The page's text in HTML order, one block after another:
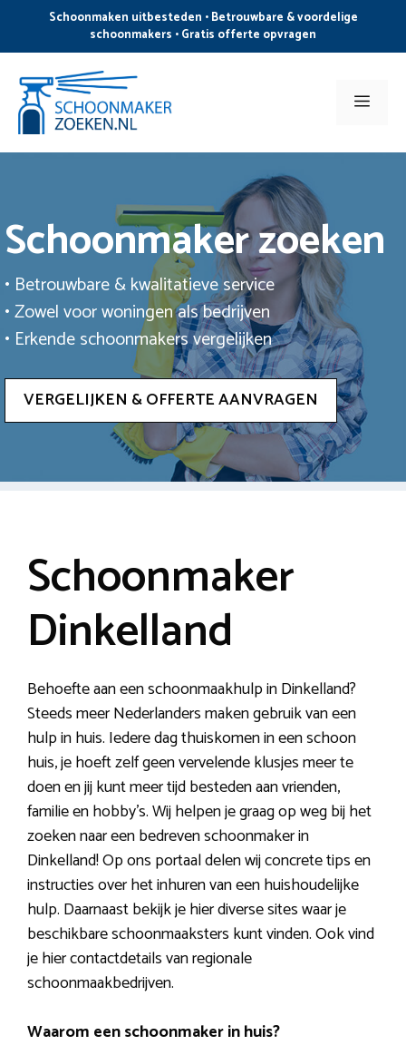
de
inhoud
Schoonmaken uitbesteden • Betrouwbare & voordelige
schoonmakers • Gratis offerte opvragen
Menu
Schoonmaker zoeken
• Betrouwbare & kwalitatieve service
• Zowel voor woningen als bedrijven
• Erkende schoonmakers vergelijken
VERGELIJKEN & OFFERTE AANVRAGEN
Schoonmaker
Dinkelland
Behoefte aan een schoonmaakhulp in Dinkelland?
Steeds meer Nederlanders maken gebruik van een
hulp in huis. Iedere dag thuiskomen in een schoon
huis, je hoeft zelf geen vervelende klusjes meer te
doen en jij kunt meer tijd besteden aan vrienden,
familie en hobby’s. Wij helpen je graag op weg bij het
zoeken naar een bedreven schoonmaker in
Dinkelland! Op ons portaal delen wij concrete tips en
instructies over het inhuren van een huishoudelijke
hulp. Daarnaast bekijk je hier diverse sites waar je
beschikbare schoonmaaksters kunt vinden. Ook vind
je hier contactdetails van regionale
schoonmaakbedrijven.
Waarom een schoonmaker in huis?